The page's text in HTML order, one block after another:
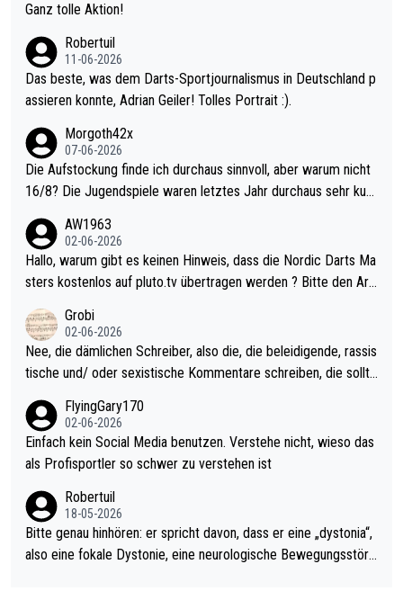
h krasser wie ein Pokalspiel eines Kreisligisten vs einem Bund
Ganz tolle Aktion!
Robertuil
11-06-2026
Das beste, was dem Darts-Sportjournalismus in Deutschland p
assieren konnte, Adrian Geiler! Tolles Portrait :).
Morgoth42x
07-06-2026
Die Aufstockung finde ich durchaus sinnvoll, aber warum nicht
16/8? Die Jugendspiele waren letztes Jahr durchaus sehr kurz
Allerdings ist Mitchell Lawrie als Nummer 1 der Welt eh qualifi
ziert. Somit ändert die automatische Qualifikation des Weltmei
sters erstmal nichts. Ich denke sie wollen damit für nächstes J
ohl wenig WDF Turniere spielen. Dies war bei Archie Self letzt
es Jahr der Fall. Er musste als amtierender Weltmeister durch
den Qualifier und ich glaube kaum, dass Mitchel sich das (in Ve
gas) antun würde, wenn er doch eigentlich die PDC-WM als Zi
el hat.
AW1963
02-06-2026
Hallo, warum gibt es keinen Hinweis, dass die Nordic Darts Ma
sters kostenlos auf pluto.tv übertragen werden ? Bitte den Arti
Grobi
02-06-2026
Nee, die dämlichen Schreiber, also die, die beleidigende, rassis
tische und/ oder sexistische Kommentare schreiben, die sollte
s Leben in den Griff kriegen. Nur eins wundert mich: Luke Little
r war doch neulich erst derjenige, der über Social Media GvV p
rovoziert hat. Und Littlers Mutter schießt öfters mal gegen Ric
FlyingGary170
02-06-2026
Einfach kein Social Media benutzen. Verstehe nicht, wieso das
als Profisportler so schwer zu verstehen ist
Robertuil
18-05-2026
Bitte genau hinhören: er spricht davon, dass er eine „dystonia“,
also eine fokale Dystonie, eine neurologische Bewegungsstöru